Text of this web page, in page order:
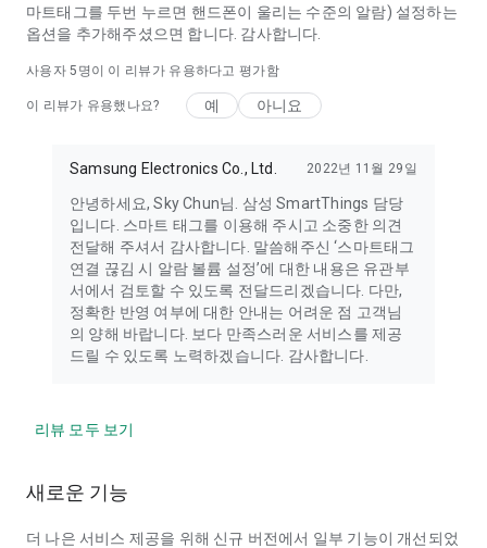
마트태그를 두번 누르면 핸드폰이 울리는 수준의 알람) 설정하는
옵션을 추가해주셨으면 합니다. 감사합니다.
사용자5 명이 이 리뷰가 유용하다고 평가함
이 리뷰가 유용했나요? 예 아니요
Samsung Electronics Co., Ltd. 2022년 11월 29일
안녕하세요, Sky Chun님. 삼성 SmartThings 담당
입니다. 스마트 태그를 이용해 주시고 소중한 의견
전달해 주셔서 감사합니다. 말씀해주신 ‘스마트태그
연결 끊김 시 알람 볼륨 설정’에 대한 내용은 유관부
서에서 검토할 수 있도록 전달드리겠습니다. 다만,
정확한 반영 여부에 대한 안내는 어려운 점 고객님
의 양해 바랍니다. 보다 만족스러운 서비스를 제공
드릴 수 있도록 노력하겠습니다. 감사합니다.
리뷰 모두 보기
새로운 기능
더 나은 서비스 제공을 위해 신규 버전에서 일부 기능이 개선되었